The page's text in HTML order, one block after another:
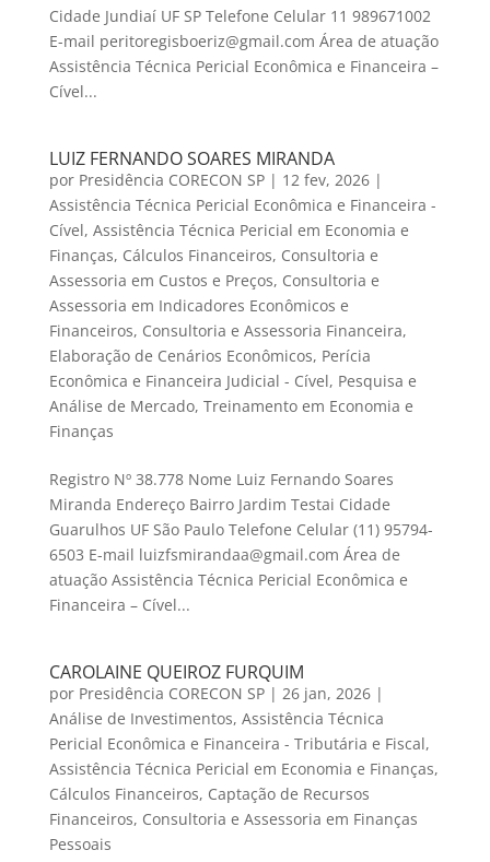
Cidade Jundiaí UF SP Telefone Celular 11 989671002
E-mail peritoregisboeriz@gmail.com Área de atuação
Assistência Técnica Pericial Econômica e Financeira –
Cível...
LUIZ FERNANDO SOARES MIRANDA
por Presidência CORECON SP| 12 fev, 2026|
Assistência Técnica Pericial Econômica e Financeira -
Cível, Assistência Técnica Pericial em Economia e
Finanças, Cálculos Financeiros, Consultoria e
Assessoria em Custos e Preços, Consultoria e
Assessoria em Indicadores Econômicos e
Financeiros, Consultoria e Assessoria Financeira,
Elaboração de Cenários Econômicos, Perícia
Econômica e Financeira Judicial - Cível, Pesquisa e
Análise de Mercado, Treinamento em Economia e
Finanças
Registro Nº 38.778 Nome Luiz Fernando Soares
Miranda Endereço Bairro Jardim Testai Cidade
Guarulhos UF São Paulo Telefone Celular (11) 95794-
6503 E-mail luizfsmirandaa@gmail.com Área de
atuação Assistência Técnica Pericial Econômica e
Financeira – Cível...
CAROLAINE QUEIROZ FURQUIM
por Presidência CORECON SP| 26 jan, 2026|
Análise de Investimentos, Assistência Técnica
Pericial Econômica e Financeira - Tributária e Fiscal,
Assistência Técnica Pericial em Economia e Finanças,
Cálculos Financeiros, Captação de Recursos
Financeiros, Consultoria e Assessoria em Finanças
Pessoais